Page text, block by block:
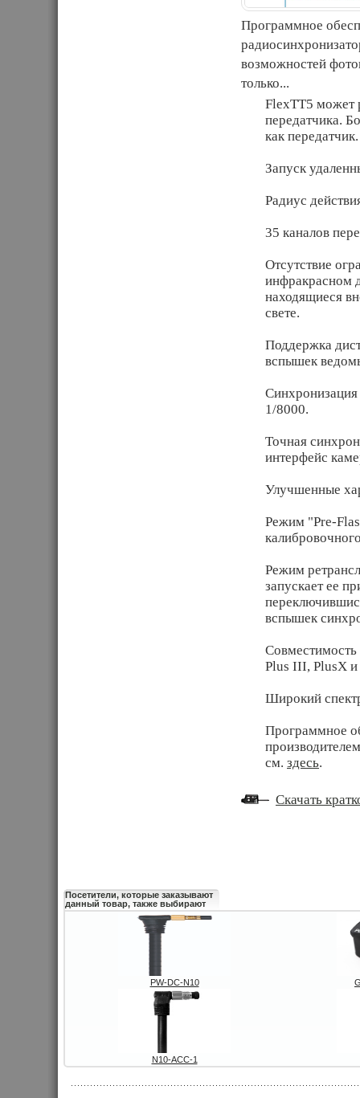
Программное
возможностей
только...
FlexTT5 может
передатчика.
как передатчик.
Запуск
Радиус
35 каналов
Отсутствие
инфракрасном
находящиеся
свете.
Поддержка
вспышек
1/8000.
Точная
интерфейс
Улучшенные
Режим "Pre-
Режим
запускает ее
вспышек
Plus III, PlusX
Широкий
Программное
см. здесь.
Скачать
Посетители, которые заказывают
данный товар, также выбирают
PW-DC-N10
N10-ACC-1